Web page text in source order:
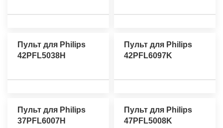
Пульт для Philips
42PFL5038H
Пульт для Philips
42PFL6097K
Пульт для Philips
37PFL6007H
Пульт для Philips
47PFL5008K